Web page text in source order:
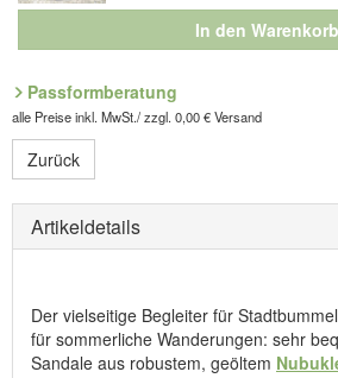
In den Warenkorb
Passformberatung
alle Preise inkl. MwSt./ zzgl. 0,00 € Versand
Zurück
Artikeldetails
Der vielseitige Begleiter für
für sommerliche Wanderungen: sehr
Sandale aus robustem, geöltem